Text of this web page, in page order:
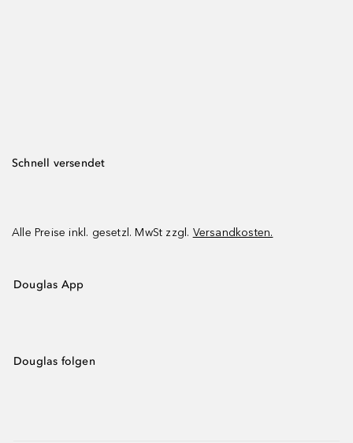
Schnell versendet
Alle Preise inkl. gesetzl. MwSt zzgl. Versandkosten.
Douglas App
Douglas folgen